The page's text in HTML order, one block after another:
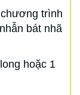
trình
bát nhã
hoặc 1